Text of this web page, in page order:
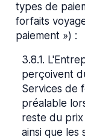
types de
forfaits
paiement ») :
3.8.1.
perçoivent
Services de
préalable
reste du
ainsi que les